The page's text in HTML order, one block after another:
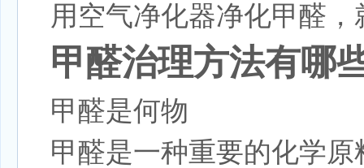
用空气净化器净化甲醛
甲醛治理方法有哪
甲醛是何物
甲醛是一种重要的化学